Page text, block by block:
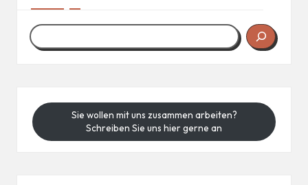
Sie wollen mit uns zusammen arbeiten?
Schreiben Sie uns hier gerne an